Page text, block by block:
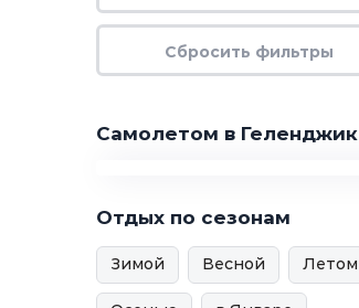
Самолетом в Геленджик
Отдых по сезонам
Зимой Весной Летом